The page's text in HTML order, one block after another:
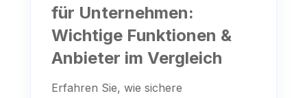
für Unternehmen:
Wichtige Funktionen &
Anbieter im Vergleich
Erfahren Sie, wie sichere